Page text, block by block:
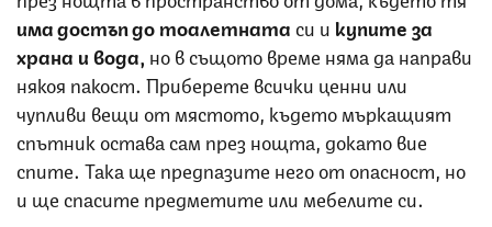
има достъп до тоалетнатаси и купите за
храна и вода, но в същото време няма да направи
някоя пакост. Приберете всички ценни или
чупливи вещи от мястото, където мъркащият
спътник остава сам през нощта, докато вие
спите. Така ще предпазите него от опасност, но
и ще спасите предметите или мебелите си.